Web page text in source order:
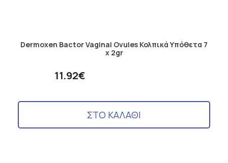
Dermoxen Bactor Vaginal Ovules Κολπικά Υπόθετα 7
x 2gr
11.92€
ΣΤΟ ΚΑΛΑΘΙ